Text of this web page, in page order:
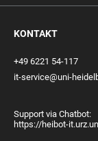
KONTAKT
+49 6221 54-117
it-service@uni-
Support via Chatbot:
https://heibot-